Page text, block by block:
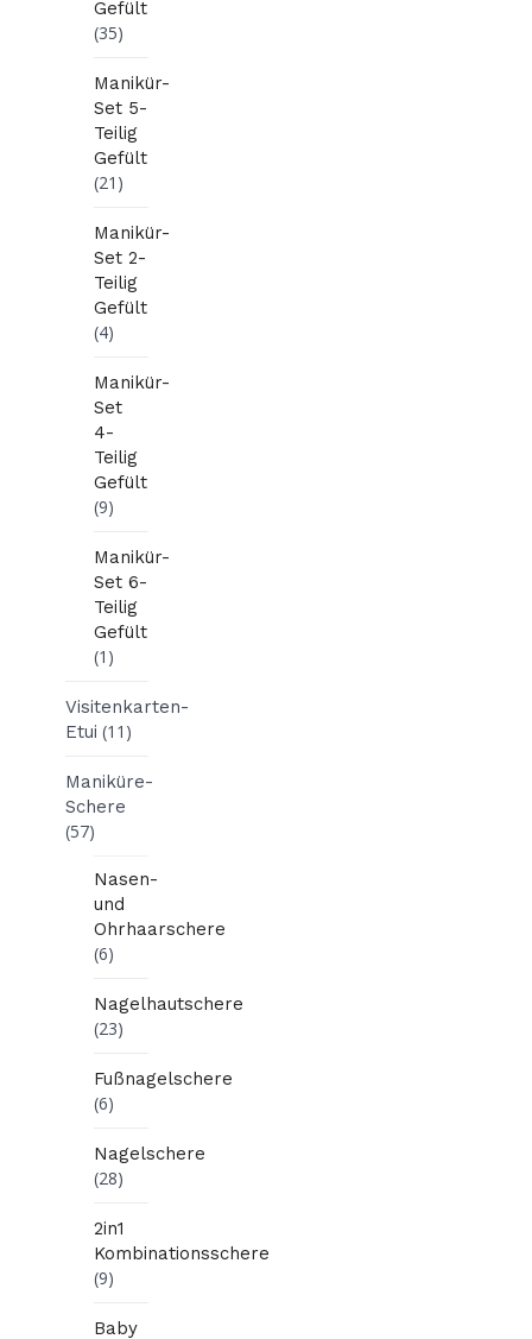
Gefült
(35)
Manikür-
Set 5-
Teilig
Gefült
(21)
Manikür-
Set 2-
Teilig
Gefült
(4)
Manikür-
Set
4-
Teilig
Gefült
(9)
Manikür-
Set 6-
Teilig
Gefült
(1)
Visitenkarten-
Etui (11)
Maniküre-
Schere
(57)
Nasen-
und
Ohrhaarschere
(6)
Nagelhautschere
(23)
Fußnagelschere
(6)
Nagelschere
(28)
2in1
Kombinationsschere
(9)
Baby